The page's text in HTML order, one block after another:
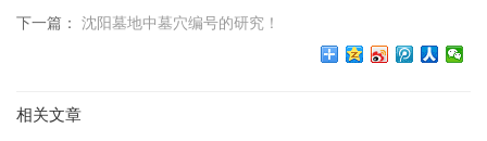
下一篇： 沈阳墓地中墓穴编号的研究！
相关文章